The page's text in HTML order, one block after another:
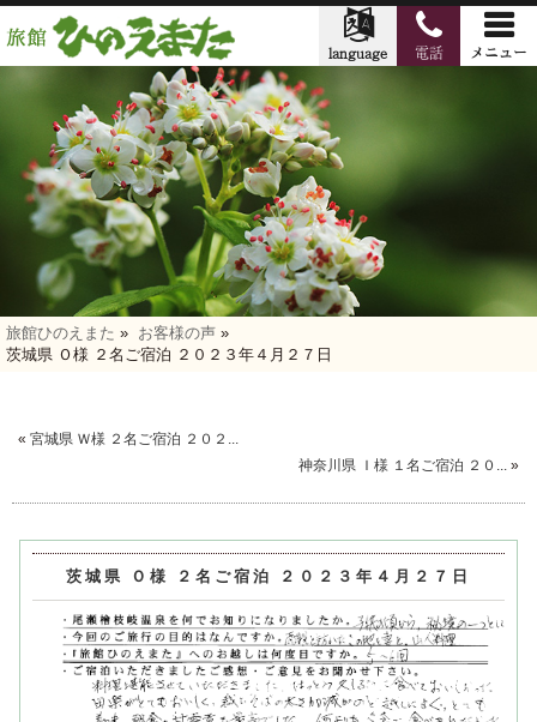
旅館ひのえまた » お客様の声 »
茨城県 Ｏ様 ２名ご宿泊 ２０２３年４月２７日
« 宮城県 Ｗ様 ２名ご宿泊 ２０２...
神奈川県 Ｉ様 １名ご宿泊 ２０... »
茨城県 Ｏ様 ２名ご宿泊 ２０２３年４月２７日